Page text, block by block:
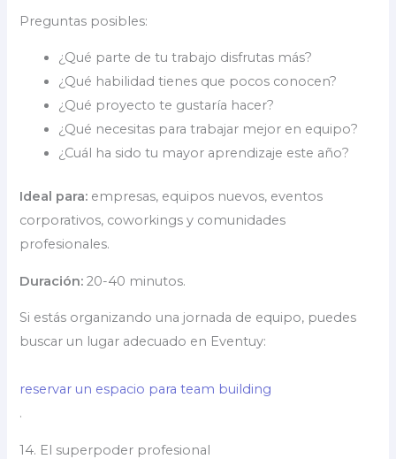
Preguntas posibles:
¿Qué parte de tu trabajo disfrutas más?
¿Qué habilidad tienes que pocos conocen?
¿Qué proyecto te gustaría hacer?
¿Qué necesitas para trabajar mejor en equipo?
¿Cuál ha sido tu mayor aprendizaje este año?
Ideal para: empresas, equipos nuevos, eventos
corporativos, coworkings y comunidades
profesionales.
Duración: 20-40 minutos.
Si estás organizando una jornada de equipo, puedes
buscar un lugar adecuado en Eventuy:
reservar un espacio para team building
.
14. El superpoder profesional